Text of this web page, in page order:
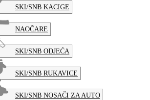
SKI/SNB KACIGE
NAOČARE
SKI/SNB ODJEĆA
SKI/SNB RUKAVICE
SKI/SNB NOSAČI ZA AUTO